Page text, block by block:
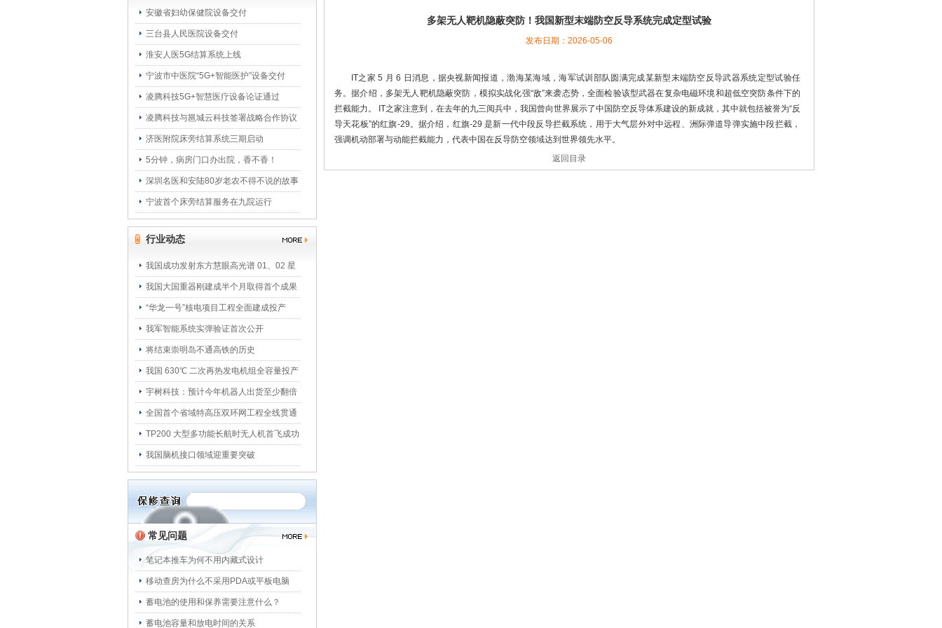
多架无人靶机隐蔽突防！我国新型末端防空反导系统完成定型试验
发布日期：2026-05-06
IT之家 5 月 6 日消息，据央视新闻报道，渤海某海域，海军试训部队圆满完成某新型末端防空反导武器系统定型试验任
务。据介绍，多架无人靶机隐蔽突防，模拟实战化强“敌”来袭态势，全面检验该型武器在复杂电磁环境和超低空突防条件下的
拦截能力。 IT之家注意到，在去年的九三阅兵中，我国曾向世界展示了中国防空反导体系建设的新成就，其中就包括被誉为“反
导天花板”的红旗-29。据介绍，红旗-29 是新一代中段反导拦截系统，用于大气层外对中远程、洲际弹道导弹实施中段拦截，
强调机动部署与动能拦截能力，代表中国在反导防空领域达到世界领先水平。
返回目录
安徽省妇幼保健院设备交付
三台县人民医院设备交付
淮安人医5G结算系统上线
宁波市中医院“5G+智能医护”设备交付
凌腾科技5G+智慧医疗设备论证通过
凌腾科技与邕城云科技签署战略合作协议
济医附院床旁结算系统三期启动
5分钟，病房门口办出院，香不香！
深圳名医和安陆80岁老农不得不说的故事
宁波首个床旁结算服务在九院运行
行业动态
我国成功发射东方慧眼高光谱 01、02 星
我国大国重器刚建成半个月取得首个成果
“华龙一号”核电项目工程全面建成投产
我军智能系统实弹验证首次公开
将结束崇明岛不通高铁的历史
我国 630℃ 二次再热发电机组全容量投产
宇树科技：预计今年机器人出货至少翻倍
全国首个省域特高压双环网工程全线贯通
TP200 大型多功能长航时无人机首飞成功
我国脑机接口领域迎重要突破
常见问题
笔记本推车为何不用内藏式设计
移动查房为什么不采用PDA或平板电脑
蓄电池的使用和保养需要注意什么？
蓄电池容量和放电时间的关系